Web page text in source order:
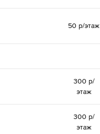
50 р/этаж
300 р/
этаж
300 р/
этаж